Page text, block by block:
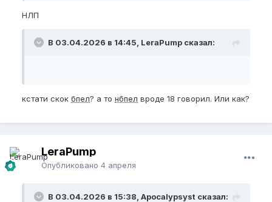
НЛП
В 03.04.2026 в 14:45, LeraPump сказал:
кстати скок бпел? а то нбпел вроде 18 говорил. Или как?
LeraPump
Опубликовано 4 апреля
В 03.04.2026 в 15:38, Apocalypsyst сказал: